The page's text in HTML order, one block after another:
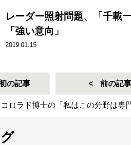
レーダー照射問題、「千載
「強い意向」
2019.01.15
の記事 前の記事
コロラド博士の「私はこの分野は専